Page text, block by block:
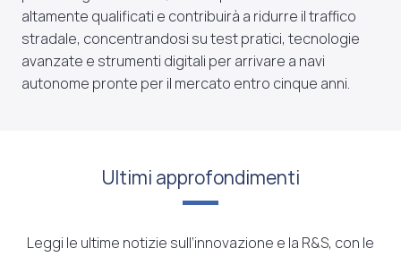
altamente qualificati e contribuirà a ridurre il traffico
stradale, concentrandosi su test pratici, tecnologie
avanzate e strumenti digitali per arrivare a navi
autonome pronte per il mercato entro cinque anni.
Ultimi approfondimenti
Leggi le ultime notizie sull’innovazione e la R&S, con le